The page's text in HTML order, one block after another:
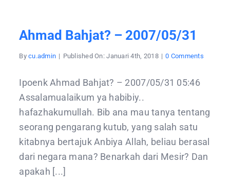
Ahmad Bahjat? – 2007/05/31
Bycu.admin | Published On: Januari 4th, 2018 | 0 Commentson
Ipoenk Ahmad Bahjat? – 2007/05/31 05:46
Assalamualaikum ya habibiy..
hafazhakumullah. Bib ana mau tanya tentang
seorang pengarang kutub, yang salah satu
kitabnya bertajuk Anbiya Allah, beliau berasal
dari negara mana? Benarkah dari Mesir? Dan
apakah [...]